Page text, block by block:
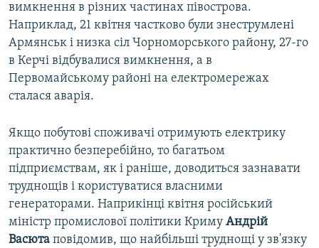
вимкнення в різних частинах півострова.
Наприклад, 21 квітня частково були знеструмлені
Армянськ і низка сіл Чорноморського району, 27-го
в Керчі відбувалися вимкнення, а в
Первомайському районі на електромережах
сталася аварія.
Якщо побутові споживачі отримують електрику
практично безперебійно, то багатьом
підприємствам, як і раніше, доводиться зазнавати
труднощів і користуватися власними
генераторами. Наприкінці квітня російський
міністр промислової політики Криму Андрій
Васюта повідомив, що найбільші труднощі у зв'язку